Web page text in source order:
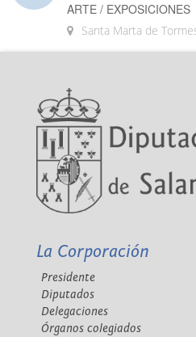
ARTE / EXPOSICIONES
Santa Marta de
La Corporación
Presidente
Diputados
Delegaciones
Órganos colegiados